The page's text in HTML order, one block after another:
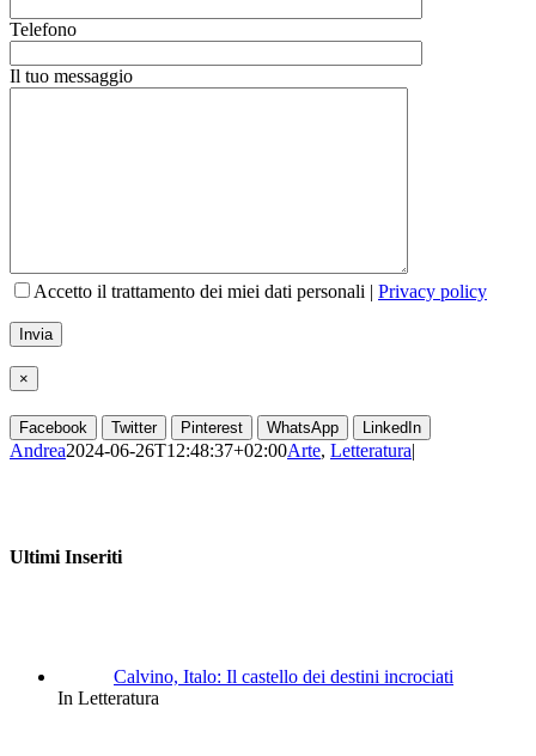
Telefono
Il tuo messaggio
Accetto il trattamento dei miei dati personali | Privacy policy
×
Facebook Twitter Pinterest WhatsApp LinkedIn
Andrea2024-06-26T12:48:37+02:00Arte, Letteratura|
Ultimi Inseriti
Calvino, Italo: Il castello dei destini incrociati
In Letteratura